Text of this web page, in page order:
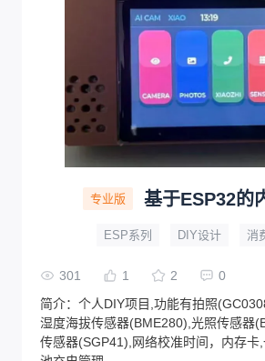
专业版
ESP系列 DIY设计 消
301 1 2
0
简介： 个人DIY项目,功能有拍照
湿度海拔传感器(BME280),光照传感器
传感器(SGP41),网络校准时间，内存卡